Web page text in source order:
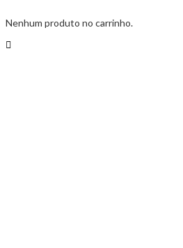
Nenhum produto no carrinho.